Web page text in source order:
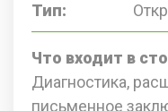
Тип:
Что входит в
Диагностика,
письменное